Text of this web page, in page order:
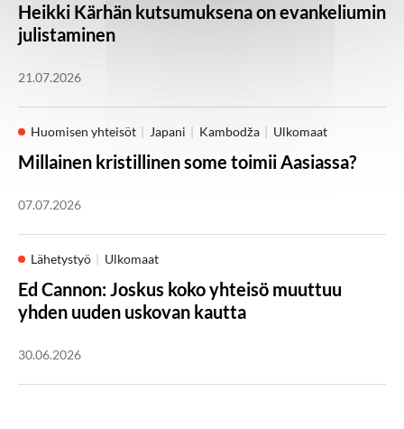
Heikki Kärhän kutsumuksena on evankeliumin
julistaminen
21.07.2026
Huomisen yhteisöt Japani Kambodža Ulkomaat
Millainen kristillinen some toimii Aasiassa?
07.07.2026
Lähetystyö Ulkomaat
Ed Cannon: Joskus koko yhteisö muuttuu
yhden uuden uskovan kautta
30.06.2026